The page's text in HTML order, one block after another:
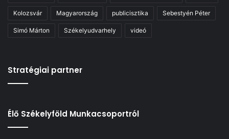
Kolozsvár Magyarország publicisztika Sebestyén Péter
Simó Márton Székelyudvarhely videó
Stratégiai partner
Élő Székelyföld Munkacsoportról